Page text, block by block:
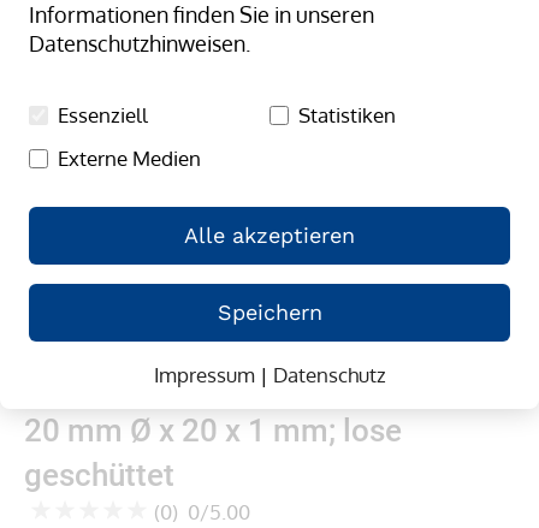
Informationen finden Sie in unseren
Datenschutzhinweisen.
Essenziell
Statistiken
Externe Medien
Alle akzeptieren
Speichern
Impressum| Datenschutz
Anfang
der
Bildergalerie
springen
Gummibänder, natur/transparent;
20 mm Ø x 20 x 1 mm; lose
geschüttet
(0) 0/5.00